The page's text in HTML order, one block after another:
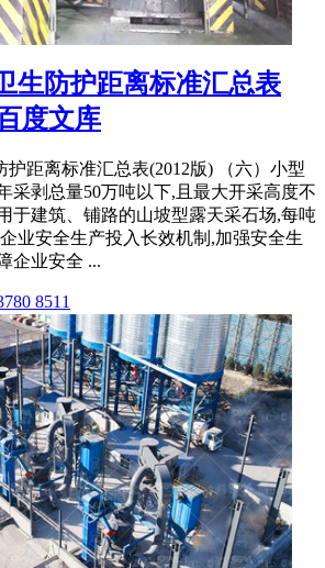
生防护距离标准汇总表
度文库
护距离标准汇总表(2012版) （六）小型
采剥总量50万吨以下,且最大开采高度不
于建筑、铺路的山坡型露天采石场,每吨
业安全生产投入长效机制,加强安全生
企业安全 ...
8511